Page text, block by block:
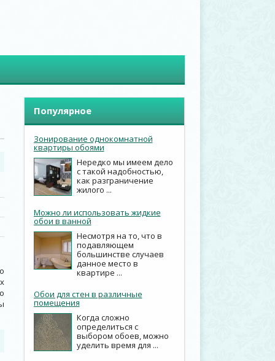
Популярное
Зонирование однокомнатной
квартиры обоями
Нередко мы имеем дело
с такой надобностью,
как разграничение
жилого ...
Можно ли использовать жидкие
обои в ванной
Несмотря на то, что в
подавляющем
большинстве случаев
данное место в
квартире ...
Обои для стен в различные
помещения
Когда сложно
определиться с
выбором обоев, можно
уделить время для ...